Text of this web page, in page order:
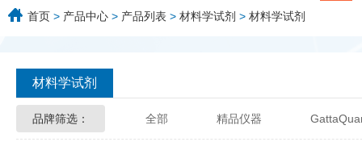
首页 > 产品中心 > 产品列表 > 材料学试剂 > 材料学试剂
材料学试剂
品牌筛选： 全部 精品仪器